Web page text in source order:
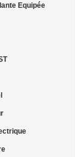
Equipée